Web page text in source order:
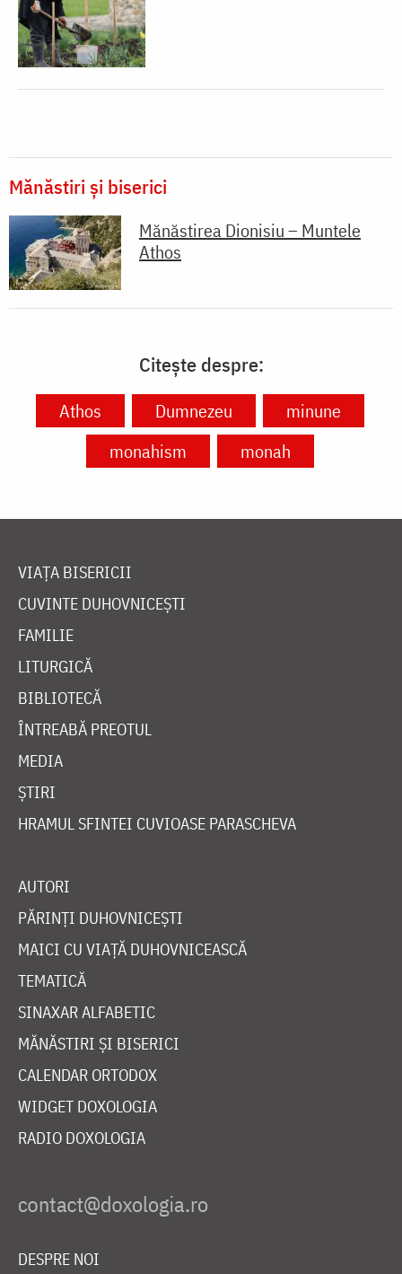
Mănăstiri și biserici
Mănăstirea Dionisiu – Muntele
Athos
Citește despre:
Athos Dumnezeu
minune
monahism
monah
VIAȚA BISERICII
CUVINTE DUHOVNICEȘTI
FAMILIE
LITURGICĂ
BIBLIOTECĂ
ÎNTREABĂ PREOTUL
MEDIA
ȘTIRI
HRAMUL SFINTEI CUVIOASE PARASCHEVA
AUTORI
PĂRINȚI DUHOVNICEȘTI
MAICI CU VIAȚĂ DUHOVNICEASCĂ
TEMATICĂ
SINAXAR ALFABETIC
MĂNĂSTIRI ȘI BISERICI
CALENDAR ORTODOX
WIDGET DOXOLOGIA
RADIO DOXOLOGIA
DESPRE NOI